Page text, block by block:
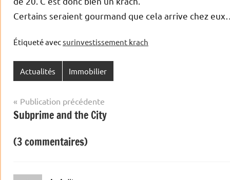
Certains seraient gourmand que cela arrive chez
Étiqueté avecsurinvestissement krach
Actualités Immobilier
Navigation
de
l’article
Publication précédente
Subprime and the City
(3 commentaires)